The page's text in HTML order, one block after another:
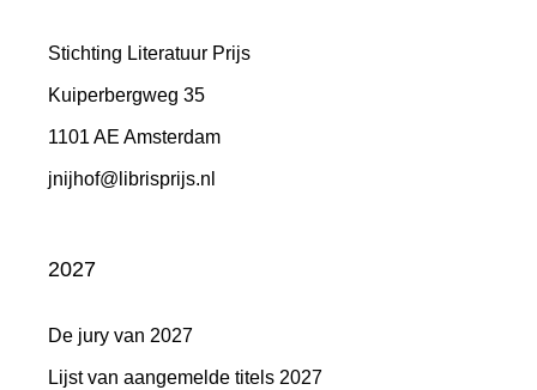
Stichting Literatuur Prijs
Kuiperbergweg 35
1101 AE Amsterdam
jnijhof@librisprijs.nl
2027
De jury van 2027
Lijst van aangemelde titels 2027